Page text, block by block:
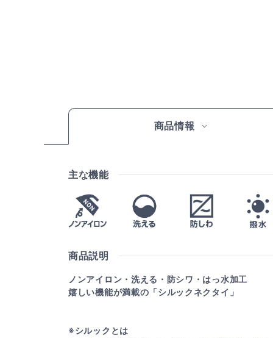
商品情報
主な機能
商品説明
ノンアイロン・洗える・防シワ・はっ水加工
嬉しい機能が満載の「シルックネクタイ」
※シルックとは